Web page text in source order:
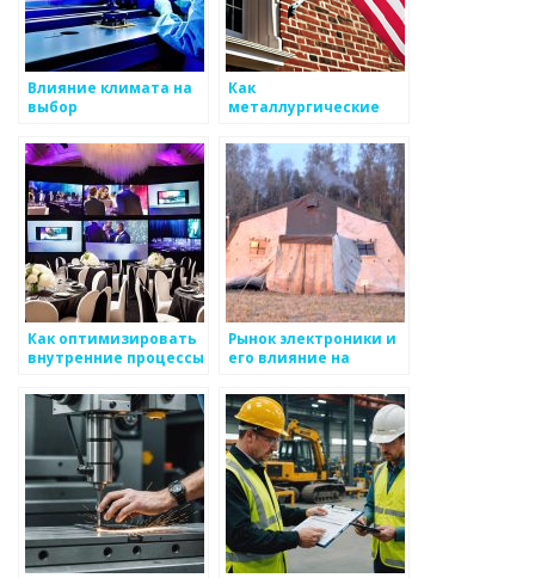
Влияние климата на
выбор
Как
металлургические
инновации
Как оптимизировать
внутренние процессы
продукции в
металоизделиях
Рынок электроники и
его влияние на
металоизделий